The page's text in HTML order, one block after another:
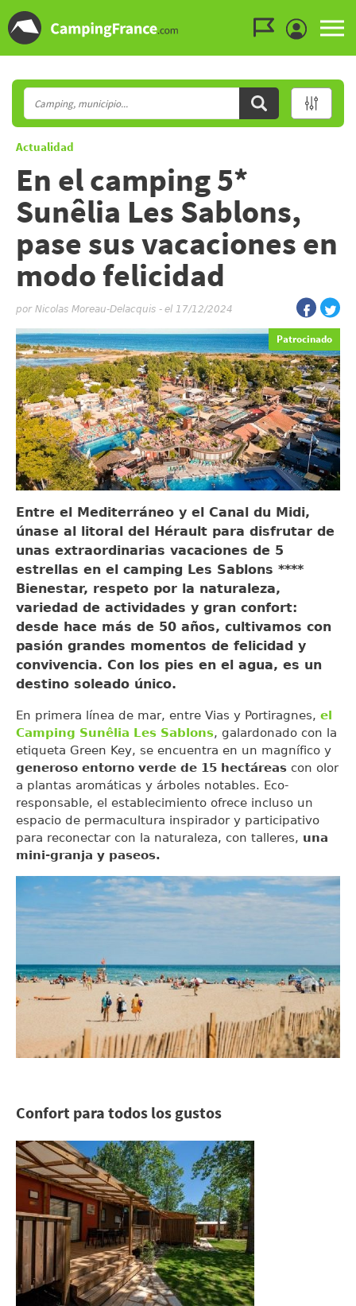
Actualidad
En el camping 5*
Sunêlia Les Sablons,
pase sus vacaciones en
modo felicidad
por Nicolas Moreau-Delacquis - el 17/12/2024
Patrocinado
Entre el Mediterráneo y el Canal du Midi,
únase al litoral del Hérault para disfrutar de
unas extraordinarias vacaciones de 5
estrellas en el camping Les Sablons ****
Bienestar, respeto por la naturaleza,
variedad de actividades y gran confort:
desde hace más de 50 años, cultivamos con
pasión grandes momentos de felicidad y
convivencia. Con los pies en el agua, es un
destino soleado único.
En primera línea de mar, entre Vias y Portiragnes, el
Camping Sunêlia Les Sablons, galardonado con la
etiqueta Green Key, se encuentra en un magnífico y
generoso entorno verde de 15 hectáreas con olor
a plantas aromáticas y árboles notables. Eco-
responsable, el establecimiento ofrece incluso un
espacio de permacultura inspirador y participativo
para reconectar con la naturaleza, con talleres, una
mini-granja y paseos.
Confort para todos los gustos